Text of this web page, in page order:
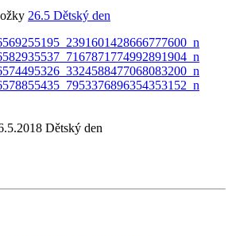
26.5 Dětský den
Dětský den